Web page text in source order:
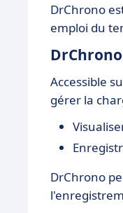
DrChrono
emploi du
Accessible
gérer la
DrChrono